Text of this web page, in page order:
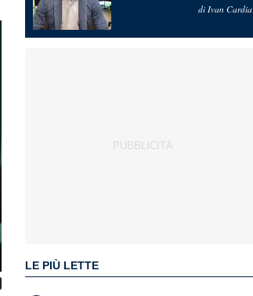
di Ivan Cardia
LE PIÙ LETTE